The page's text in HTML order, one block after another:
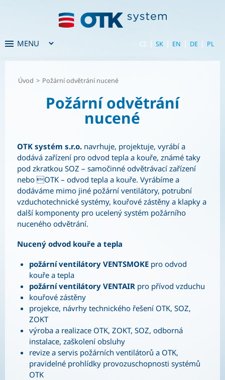
CZ | SK EN DE | PL
Úvod > Požární odvětrání nucené
Požární odvětrání
nucené
OTK systém s.r.o.navrhuje, projektuje, vyrábí a
dodává zařízení pro odvod tepla a kouře, známé taky
pod zkratkou SOZ – samočinné odvětrávací zařízení
nebo OTK – odvod tepla a kouře. Vyrábíme a
dodáváme mimo jiné požární ventilátory, potrubní
vzduchotechnické systémy, kouřové zástěny a klapky a
další komponenty pro ucelený systém požárního
nuceného odvětrání.
Nucený odvod kouře a tepla
požární ventilátory VENTSMOKEpro odvod
kouře a tepla
požární ventilátory VENTAIRpro přívod vzduchu
kouřové zástěny
projekce, návrhy technického řešení OTK, SOZ,
ZOKT
výroba a realizace OTK, ZOKT, SOZ, odborná
instalace, zaškolení obsluhy
revize a servis požárních ventilátorů a OTK,
pravidelné prohlídky provozuschopnosti systémů
OTK